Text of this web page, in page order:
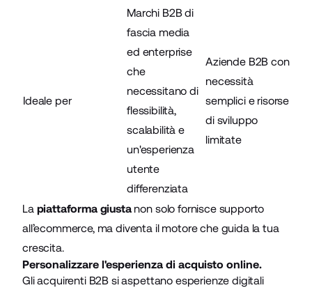
Ideale per
Marchi B2B di
fascia media
ed enterprise
che
necessitano di
flessibilità,
scalabilità e
un'esperienza
utente
differenziata
Aziende B2B con
necessità
semplici e risorse
di sviluppo
limitate
La piattaforma giustanon solo fornisce supporto
all’ecommerce, ma diventa il motore che guida la tua
crescita.
Personalizzare l'esperienza di acquisto online.
Gli acquirenti B2B si aspettano esperienze digitali